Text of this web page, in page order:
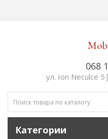
068
ул. Ion Neculce
Категории